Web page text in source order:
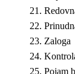
Zaloga
Pojam